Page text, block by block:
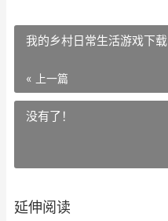
我的乡村日常生活游戏下载
« 上一篇
没有了！
延伸阅读